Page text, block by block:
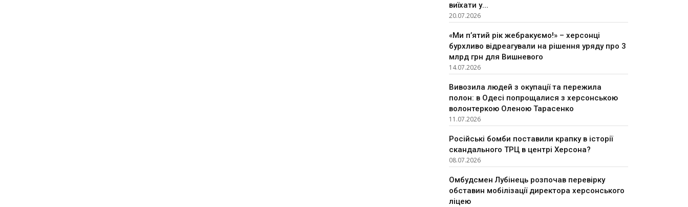
виїхати у...
20.07.2026
«Ми п’ятий рік жебракуємо!» – херсонці
бурхливо відреагували на рішення уряду про 3
млрд грн для Вишневого
14.07.2026
Вивозила людей з окупації та пережила
полон: в Одесі попрощалися з херсонською
волонтеркою Оленою Тарасенко
11.07.2026
Російські бомби поставили крапку в історії
скандального ТРЦ в центрі Херсона?
08.07.2026
Омбудсмен Лубінець розпочав перевірку
обставин мобілізації директора херсонського
ліцею